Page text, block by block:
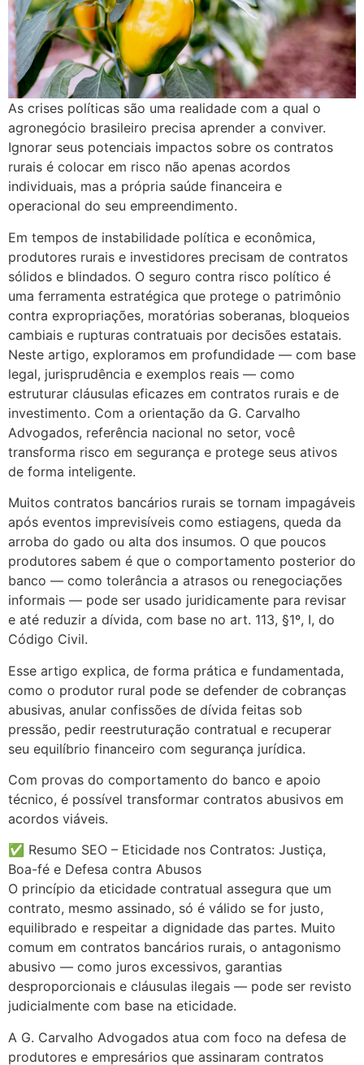
As crises políticas são uma realidade com a qual o
agronegócio brasileiro precisa aprender a conviver.
Ignorar seus potenciais impactos sobre os contratos
rurais é colocar em risco não apenas acordos
individuais, mas a própria saúde financeira e
operacional do seu empreendimento.
Em tempos de instabilidade política e econômica,
produtores rurais e investidores precisam de contratos
sólidos e blindados. O seguro contra risco político é
uma ferramenta estratégica que protege o patrimônio
contra expropriações, moratórias soberanas, bloqueios
cambiais e rupturas contratuais por decisões estatais.
Neste artigo, exploramos em profundidade — com base
legal, jurisprudência e exemplos reais — como
estruturar cláusulas eficazes em contratos rurais e de
investimento. Com a orientação da G. Carvalho
Advogados, referência nacional no setor, você
transforma risco em segurança e protege seus ativos
de forma inteligente.
Muitos contratos bancários rurais se tornam impagáveis
após eventos imprevisíveis como estiagens, queda da
arroba do gado ou alta dos insumos. O que poucos
produtores sabem é que o comportamento posterior do
banco — como tolerância a atrasos ou renegociações
informais — pode ser usado juridicamente para revisar
e até reduzir a dívida, com base no art. 113, §1º, I, do
Código Civil.
Esse artigo explica, de forma prática e fundamentada,
como o produtor rural pode se defender de cobranças
abusivas, anular confissões de dívida feitas sob
pressão, pedir reestruturação contratual e recuperar
seu equilíbrio financeiro com segurança jurídica.
Com provas do comportamento do banco e apoio
técnico, é possível transformar contratos abusivos em
acordos viáveis.
✅ Resumo SEO – Eticidade nos Contratos: Justiça,
Boa-fé e Defesa contra Abusos
O princípio da eticidade contratual assegura que um
contrato, mesmo assinado, só é válido se for justo,
equilibrado e respeitar a dignidade das partes. Muito
comum em contratos bancários rurais, o antagonismo
abusivo — como juros excessivos, garantias
desproporcionais e cláusulas ilegais — pode ser revisto
judicialmente com base na eticidade.
A G. Carvalho Advogados atua com foco na defesa de
produtores e empresários que assinaram contratos